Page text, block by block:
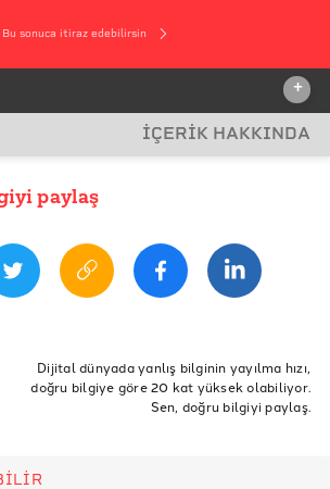
Bu sonuca itiraz edebilirsin
+
İÇERİK HAKKINDA
Cumhurbaşkanı
Doğruluk Payı
ayakkabısı dior
nike
paylaş
Dijital dünyada yanlış bilginin yayılma hızı,
doğru bilgiye göre 20 kat yüksek olabiliyor.
Sen, doğru bilgiyi paylaş.